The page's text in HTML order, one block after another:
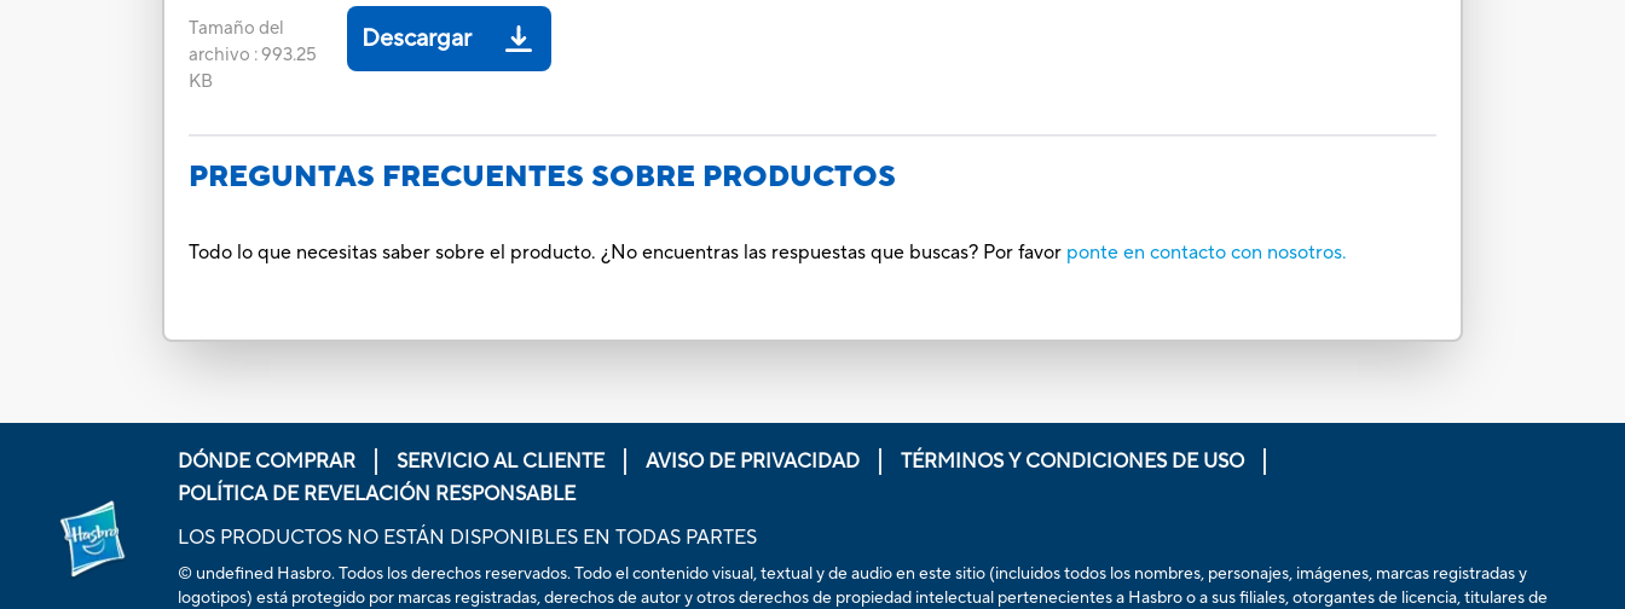
Tamaño del
archivo :993.25
KB
Descargar
PREGUNTAS FRECUENTES SOBRE PRODUCTOS
Todo lo que necesitas saber sobre el producto. ¿No encuentras las respuestas que buscas? Por favor ponte en contacto con nosotros.
DÓNDE COMPRAR SERVICIO AL CLIENTE AVISO DE PRIVACIDAD
TÉRMINOS Y CONDICIONES DE USO
POLÍTICA DE REVELACIÓN RESPONSABLE
LOS PRODUCTOS NO ESTÁN DISPONIBLES EN TODAS PARTES
© undefined Hasbro. Todos los derechos reservados. Todo el contenido visual, textual y de audio en este sitio (incluidos todos los nombres, personajes, imágenes, marcas registradas y
logotipos) está protegido por marcas registradas, derechos de autor y otros derechos de propiedad intelectual pertenecientes a Hasbro o a sus filiales, otorgantes de licencia, titulares de